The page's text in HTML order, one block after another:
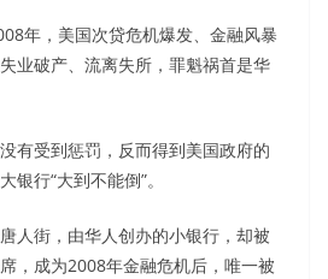
年，美国次贷危机爆发、金融风暴
业破产、流离失所，罪魁祸首是华
有受到惩罚，反而得到美国政府的
银行“大到不能倒”。
人街，由华人创办的小银行，却被
，成为2008年金融危机后，唯一被